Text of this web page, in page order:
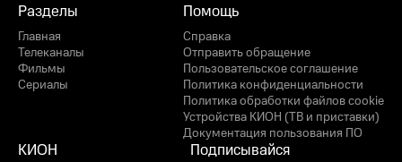
Разделы
Главная
Телеканалы
Фильмы
Сериалы
Помощь
Справка
Отправить обращение
Пользовательское соглашение
Политика конфиденциальности
Политика обработки файлов cookie
Устройства КИОН (ТВ и приставки)
Документация пользования ПО
КИОН Подписывайся